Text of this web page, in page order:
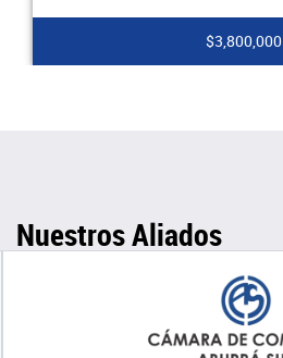
$3,800,000
Nuestros Aliados